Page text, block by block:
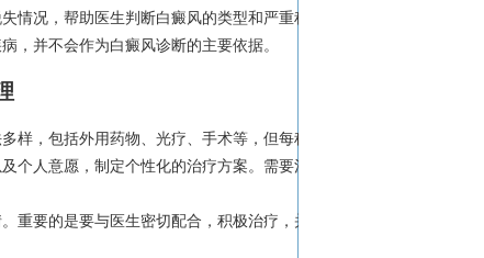
情况，帮助医生判断白癜风的类型和严重程
，并不会作为白癜风诊断的主要依据。
样，包括外用药物、光疗、手术等，但每种
个人意愿，制定个性化的治疗方案。需要注
重要的是要与医生密切配合，积极治疗，并